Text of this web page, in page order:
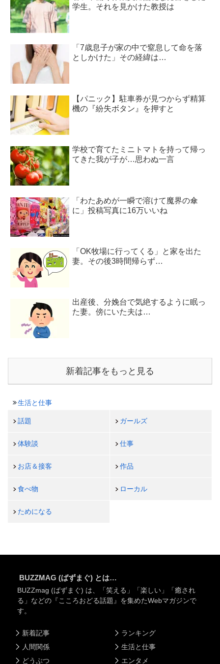
学生。それを見かけた教授は
「7歳息子が家の中で窒息して命を落
としかけた」その経緯は…
【パニック】駐車券が見つからず精算
機の『紛失ボタン』を押すと
学校で育てたミニトマトを持って帰っ
てきた我が子が…思わぬ一言
「わたあめが一瞬で溶けて魔界の傘
に」投稿写真に16万いいね
「OK牧場に行ってくる」と家を出た
妻。その後3時間帰らず…
出産後、分娩台で気絶するように眠っ
た妻。傍にいた夫は…
新着記事をもっと見る
生活と仕事
話題 ガールズ
体験談 仕事
お店＆接客 作品
食べ物 ローカル
ためになる
BUZZMAG (ばずまぐ) とは…
BUZZmag (ばずまぐ) は、「笑える」「楽しい」「癒され
る」などの『こころおどる話題』を集めたWebマガジンで
す。
新着記事
人間関係
どうぶつ
ランキング
生活と仕事
エンタメ